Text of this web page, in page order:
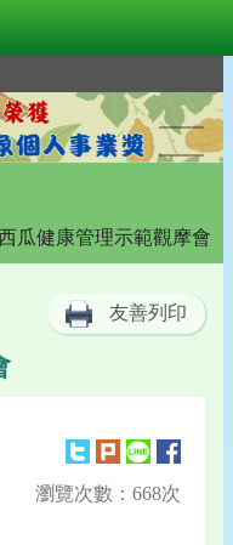
瓜健康管理示範觀摩會
友善列印
瀏覽次數：668次